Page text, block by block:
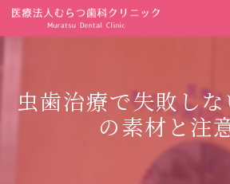
虫歯治療で失敗し
の素材と注